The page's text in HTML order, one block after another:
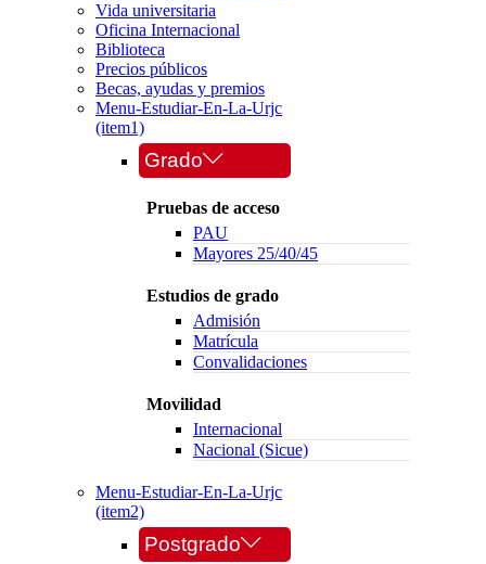
Vida universitaria
Oficina Internacional
Biblioteca
Precios públicos
Becas, ayudas y premios
Menu-Estudiar-En-La-Urjc
(item1)
Grado
Pruebas de acceso
PAU
Mayores 25/40/45
Estudios de grado
Admisión
Matrícula
Convalidaciones
Movilidad
Internacional
Nacional (Sicue)
Menu-Estudiar-En-La-Urjc
(item2)
Postgrado